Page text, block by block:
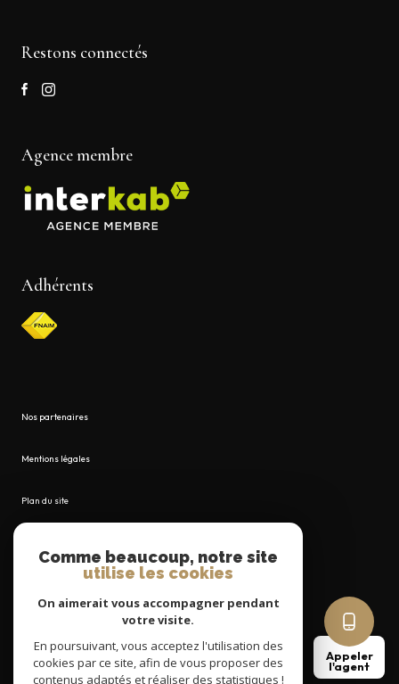
Appeler
l'agent
Restons connectés
Agence membre
Adhérents
Nos partenaires
Mentions légales
Plan du site
Cookies
Comme beaucoup, notre site
utilise les cookies
On aimerait vous accompagner pendant
votre visite.
En poursuivant, vous acceptez l'utilisation des
cookies par ce site, afin de vous proposer des
contenus adaptés et réaliser des statistiques !